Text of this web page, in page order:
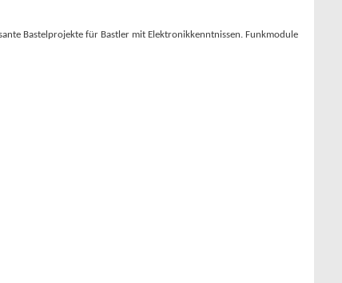
Bastelprojekte für Bastler mit Elektronikkenntnissen. Funkmodule